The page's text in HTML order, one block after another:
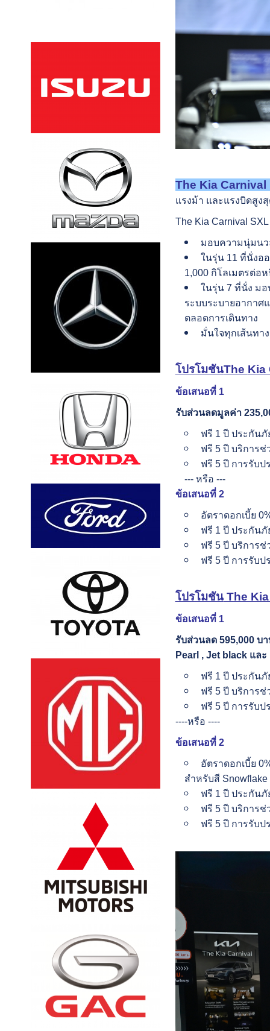
The Kia Carnival
แรงม้า และแรงบิดสูง
The Kia Carnival
มอบความนุ่มนว
ในรุ่น 11 ที่นั่งอ
1,000 กิโลเมตรต่อ
ในรุ่น 7 ที่นั่ง มอ
ระบบระบายอากาศ
ตลอดการเดินทาง
มั่นใจทุกเส้นทา
โปรโมชันThe Kia
ข้อเสนอที่ 1
รับส่วนลดมูลค่า
ฟรี 1 ปี ประกัน
ฟรี 5 ปี บริการช่
ฟรี 5 ปี การรับป
--- หรือ ---
ข้อเสนอที่ 2
อัตราดอกเบี้ย
ฟรี 1 ปี ประกัน
ฟรี 5 ปี บริการช่
ฟรี 5 ปี การรับป
โปรโมชันThe Kia
ข้อเสนอที่ 1
รับส่วนลด 595,000 บ
Pearl , Jet black แล
ฟรี 1 ปี ประกัน
ฟรี 5 ปี บริการช่
ฟรี 5 ปี การรับป
----หรือ ----
ข้อเสนอที่ 2
อัตราดอกเบี้ย
สำหรับสี Snowflake
ฟรี 1 ปี ประกัน
ฟรี 5 ปี บริการช่
ฟรี 5 ปี การรับป